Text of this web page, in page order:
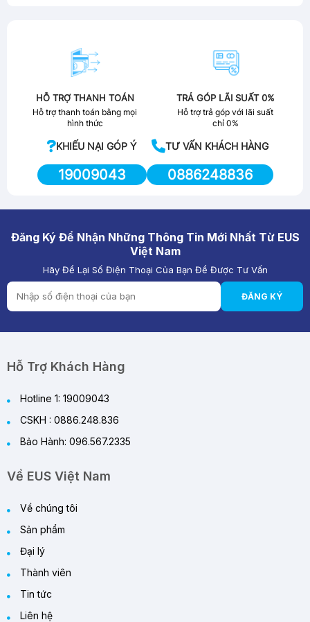
HỖ TRỢ THANH TOÁN
Hỗ trợ thanh toán bằng mọi
hình thức
TRẢ GÓP LÃI SUẤT 0%
Hỗ trợ trả góp với lãi suất
chỉ 0%
KHIẾU NẠI GÓP Ý
19009043
TƯ VẤN KHÁCH HÀNG
0886248836
Đăng Ký Để Nhận Những Thông Tin Mới Nhất Từ EUS
Việt Nam
Hãy Để Lại Số Điện Thoại Của Bạn Để Được Tư Vấn
ĐĂNG KÝ
Hỗ Trợ Khách Hàng
Hotline 1: 19009043
CSKH : 0886.248.836
Bảo Hành: 096.567.2335
Về EUS Việt Nam
Về chúng tôi
Sản phẩm
Đại lý
Thành viên
Tin tức
Liên hệ